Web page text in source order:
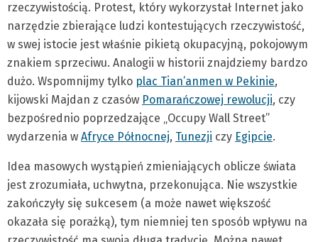
rzeczywistością. Protest, który wykorzystał Internet jako
narzędzie zbierające ludzi kontestujących rzeczywistość,
w swej istocie jest właśnie pikietą okupacyjną, pokojowym
znakiem sprzeciwu. Analogii w historii znajdziemy bardzo
dużo. Wspomnijmy tylko plac Tian’anmen w Pekinie,
kijowski Majdan z czasów Pomarańczowej rewolucji, czy
bezpośrednio poprzedzające „Occupy Wall Street”
wydarzenia w Afryce Północnej, Tunezji czy Egipcie.
Idea masowych wystąpień zmieniających oblicze świata
jest zrozumiała, uchwytna, przekonująca. Nie wszystkie
zakończyły się sukcesem (a może nawet większość
okazała się porażką), tym niemniej ten sposób wpływu na